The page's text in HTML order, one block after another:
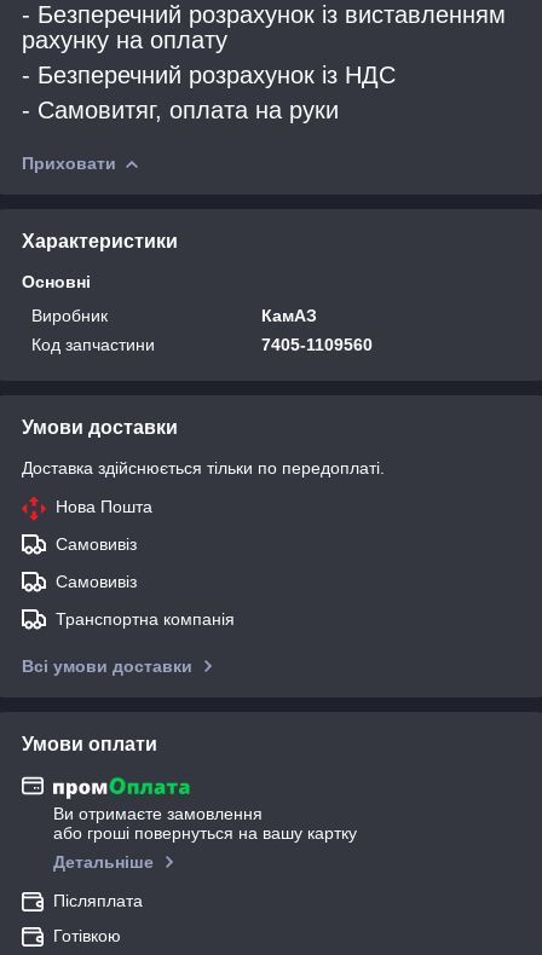
- Безперечний розрахунок із виставленням
рахунку на оплату
- Безперечний розрахунок із НДС
- Самовитяг, оплата на руки
Приховати
Характеристики
Основні
Виробник
КамАЗ
Код запчастини
7405-1109560
Умови доставки
Доставка здійснюється тільки по передоплаті.
Нова Пошта
Самовивіз
Самовивіз
Транспортна компанія
Всі умови доставки
Умови оплати
Ви отримаєте замовлення
або гроші повернуться на вашу картку
Детальніше
Післяплата
Готівкою